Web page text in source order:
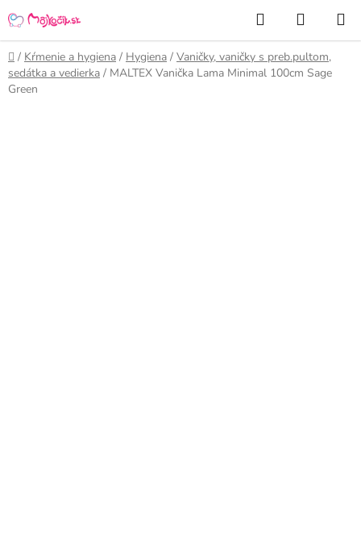
na
obsah
Hľadať
KOŠÍK
Domov
/ Kŕmenie a hygiena / Hygiena / Vaničky, vaničky s preb.pultom,
sedátka a vedierka / MALTEX Vanička Lama Minimal 100cm Sage
Green